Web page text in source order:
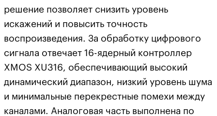
решение позволяет снизить уровень
искажений и повысить точность
воспроизведения. За обработку цифрового
сигнала отвечает 16-ядерный контроллер
XMOS XU316, обеспечивающий высокий
динамический диапазон, низкий уровень шума
и минимальные перекрестные помехи между
каналами. Аналоговая часть выполнена по